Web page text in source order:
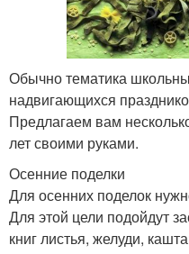
Обычно тематика
надвигающихся
Предлагаем вам
лет своими руками.
Осенние поделки
Для осенних поделок
Для этой цели подойдут
книг листья, желуди,